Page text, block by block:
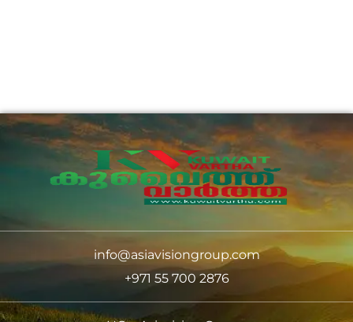
info@asiavisiongroup.com
+971 55 700 2876